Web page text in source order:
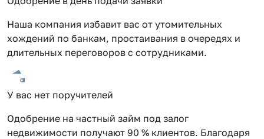
Наша компания избавит вас от утомительных
хождений по банкам, простаивания в очередях и
длительных переговоров с сотрудниками.
У вас нет поручителей
Одобрение на частный займ под залог
недвижимости получают 90 % клиентов. Благодаря